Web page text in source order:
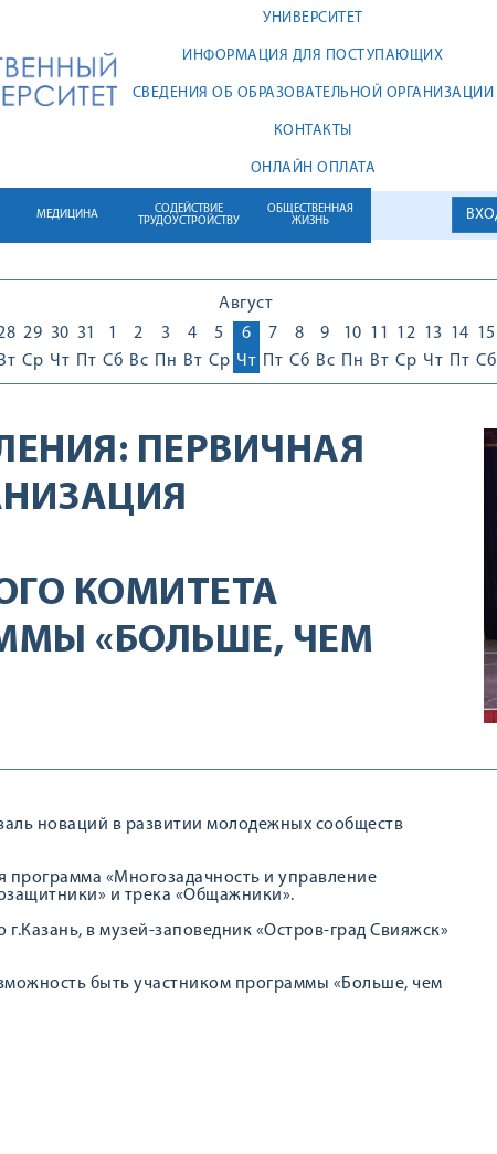
УНИВЕРСИТЕТ
ИНФОРМАЦИЯ ДЛЯ ПОСТУПАЮЩИХ
СВЕДЕНИЯ ОБ ОБРАЗОВАТЕЛЬНОЙ ОРГАНИЗАЦИИ
КОНТАКТЫ
ОНЛАЙН ОПЛАТА
МЕДИЦИНА
СОДЕЙСТВИЕ
ТРУДОУСТРОЙСТВУ
ОБЩЕСТВЕННАЯ
ЖИЗНЬ
Август
Вт
29
Ср
30
Чт
31
Пт
1
Сб
2
Вс
3
Пн
4
Вт
5
Ср
6
Чт
7
Пт
8
Сб
9
Вс
10
Пн
11
Вт
12
Ср
13
Чт
14
Пт
15
Сб
ПЕРВИЧНАЯ
КОМИТЕТА
«БОЛЬШЕ, ЧЕМ
новаций в развитии молодежных сообществ
«Многозадачность и управление
и трека «Общажники».
в музей-заповедник «Остров-град Свияжск»
быть участником программы «Больше, чем